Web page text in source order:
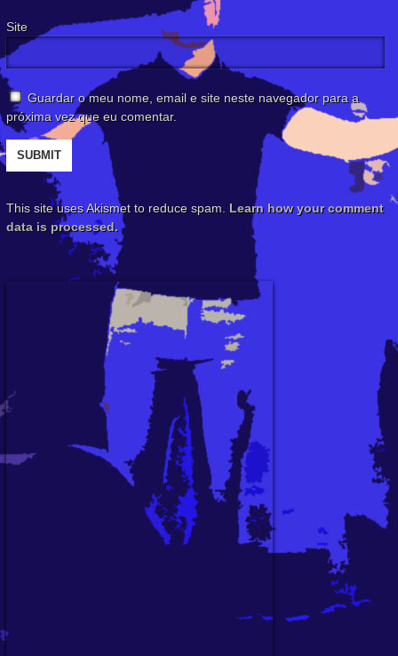
Site
Guardar o meu nome, email e site neste navegador para a
próxima vez que eu comentar.
This site uses Akismet to reduce spam. Learn how your comment
data is processed.